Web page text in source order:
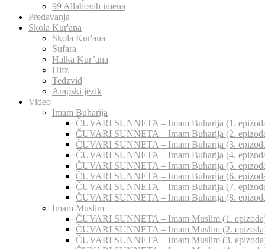
99 Allahovih imena
Predavanja
Skola Kur'ana
Skola Kur'ana
Sufara
Halka Kur’ana
Hifz
Tedzvid
Arapski jezik
Video
Imam Buharija
ČUVARI SUNNETA – Imam Buharija (1.
ČUVARI SUNNETA – Imam Buharija (2.
ČUVARI SUNNETA – Imam Buharija (3.
ČUVARI SUNNETA – Imam Buharija (4.
ČUVARI SUNNETA – Imam Buharija (5.
ČUVARI SUNNETA – Imam Buharija (6.
ČUVARI SUNNETA – Imam Buharija (7.
ČUVARI SUNNETA – Imam Buharija (8.
Imam Muslim
ČUVARI SUNNETA – Imam Muslim (1.
ČUVARI SUNNETA – Imam Muslim (2.
ČUVARI SUNNETA – Imam Muslim (3.